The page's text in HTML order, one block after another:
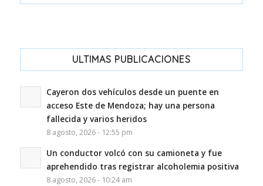
ULTIMAS PUBLICACIONES
Cayeron dos vehículos desde un puente en
acceso Este de Mendoza; hay una persona
fallecida y varios heridos
8 agosto, 2026 - 12:55 pm
Un conductor volcó con su camioneta y fue
aprehendido tras registrar alcoholemia positiva
8 agosto, 2026 - 10:24 am